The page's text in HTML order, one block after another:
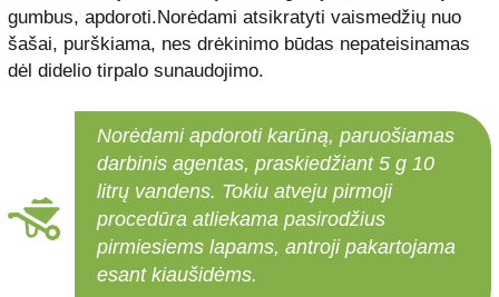
gumbus, apdoroti.Norėdami atsikratyti vaismedžių nuo
šašai, purškiama, nes drėkinimo būdas nepateisinamas
dėl didelio tirpalo sunaudojimo.
Norėdami apdoroti karūną, paruošiamas
darbinis agentas, praskiedžiant 5 g 10
litrų vandens. Tokiu atveju pirmoji
procedūra atliekama pasirodžius
pirmiesiems lapams, antroji pakartojama
esant kiaušidėms.